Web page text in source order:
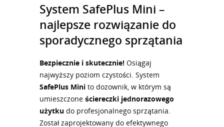
System SafePlus Mini –
najlepsze rozwiązanie do
sporadycznego sprzątania
Bezpiecznie i skutecznie! Osiągaj
najwyższy poziom czystości. System
SafePlus Mini to dozownik, w którym są
umieszczone ściereczki jednorazowego
użytku do profesjonalnego sprzątania.
Został zaprojektowany do efektywnego